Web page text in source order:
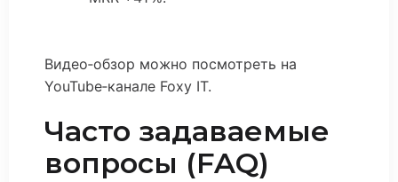
Видео‑обзор можно посмотреть на
YouTube‑канале Foxy IT.
Часто задаваемые
вопросы (FAQ)